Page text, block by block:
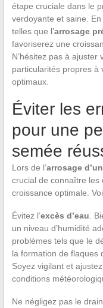
étape cruciale dans le
verdoyante et saine.
telles que l’arrosage
favoriserez une
N’hésitez pas à
particularités propres à
optimaux.
Éviter les
pour une
semée
Lors de l’arrosage
crucial de connaître les
croissance optimale.
Évitez l’excès d’eau .
un niveau d’humidité
problèmes tels que le
la formation de flaques
Soyez vigilant et
conditions
Ne négligez pas le